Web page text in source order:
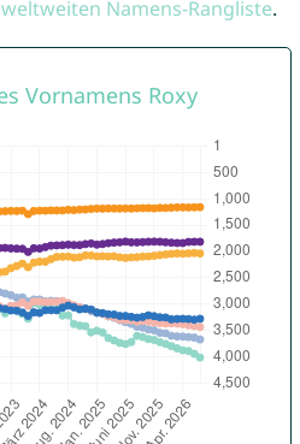
weltweiten Namens-Rangliste.